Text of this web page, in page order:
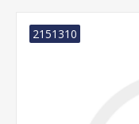
2151310